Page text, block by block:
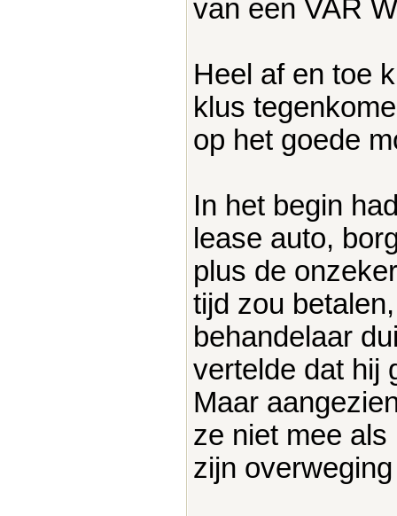
van een VAR
Heel af en toe
klus
op het goede
In het begin
lease auto,
plus de
tijd zou
behandelaar
vertelde dat hij
Maar
ze niet mee
zijn